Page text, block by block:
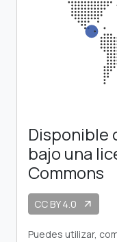
Disponible
bajo una
Commons
CC BY 4.0 arrow_outward
Puedes utilizar,